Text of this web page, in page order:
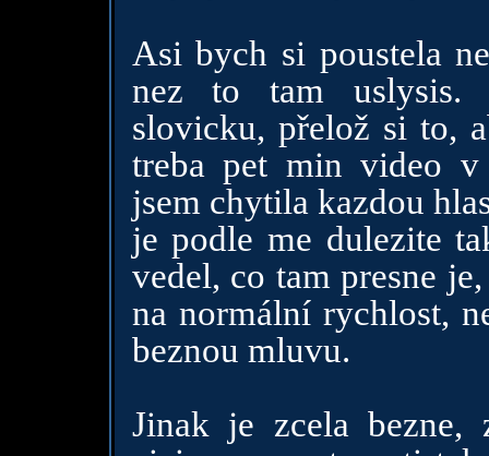
Asi bych si poustela
nez to tam uslysis.
slovicku, přelož si to,
treba pet min video v
jsem chytila kazdou
je podle me dulezite
vedel, co tam presne
na normální rychlost,
beznou mluvu.
Jinak je zcela